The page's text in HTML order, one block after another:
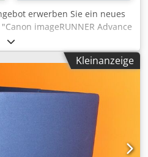
zu unseren
Vereinbaren Sie hierfür bitte
Verpackung und weltweiter
Vor Versand oder Abholung
auf Video festgehalten. Für
Sie sich natürlich auch
setzen.
erwerben Sie ein neues
imageRUNNER Advance
1 x Canon imageRUNNER
Cedpfsi Hchtox
Unterschrank für
zeigen
Teil dieses Inserats ist
diesem Angebot um ein
verpackt ist. Bei
sich um Beispielbilder
können Sie sich das Gerät
Kleinanzeige